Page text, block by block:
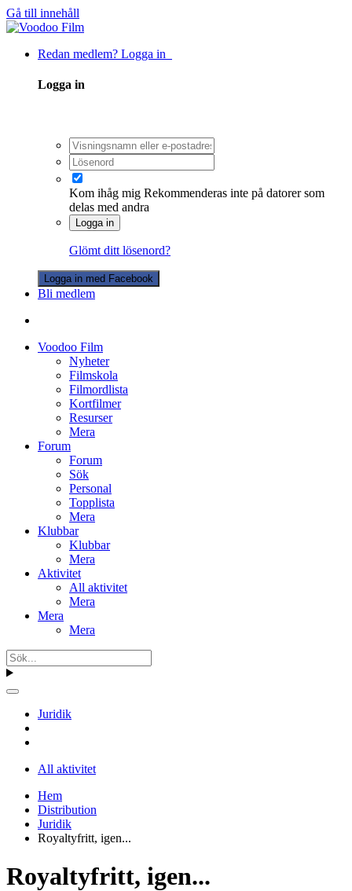
Gå till innehåll
Redan medlem? Logga in
Logga in
Kom ihåg mig Rekommenderas inte på datorer som
delas med andra
Logga in
Glömt ditt lösenord?
Logga in med Facebook
Bli medlem
Voodoo Film
Nyheter
Filmskola
Filmordlista
Kortfilmer
Resurser
Mera
Forum
Forum
Sök
Personal
Topplista
Mera
Klubbar
Klubbar
Mera
Aktivitet
All aktivitet
Mera
Mera
Mera
Juridik
All aktivitet
Hem
Distribution
Juridik
Royaltyfritt, igen...
Royaltyfritt, igen...